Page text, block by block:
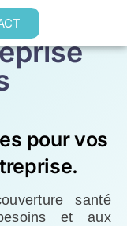
pour vos
santé
et aux